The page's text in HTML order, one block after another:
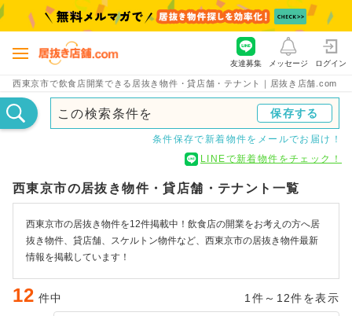
西東京市で飲食店開業できる居抜き物件・貸店舗・テナント｜居抜き店舗.com
友達募集 メッセージ ログイン
この検索条件を 保存する
条件保存で新着物件をメールでお届け！
LINEで新着物件をチェック！
西東京市の居抜き物件・貸店舗・テナント一覧
西東京市の居抜き物件を12件掲載中！飲食店の開業をお考えの方へ居
抜き物件、貸店舗、スケルトン物件など、西東京市の居抜き物件最新
情報を掲載しています！
12 件中 1件～12件を表示